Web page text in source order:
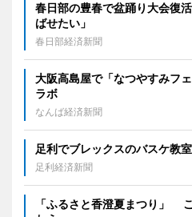
春日部の豊春で盆踊り大会復
ばせたい」
春日部経済新聞
大阪高島屋で「なつやすみフ
ラボ
なんば経済新聞
足利でブレックスのバスケ教
足利経済新聞
「ふるさと香澄夏まつり」